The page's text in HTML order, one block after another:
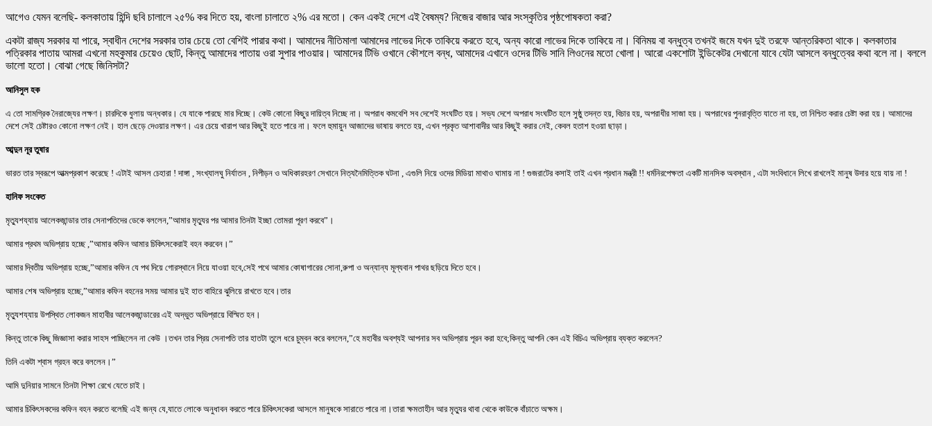
আগেও যেমন বলেছি- কলকাতায় হিন্দি ছবি চালালে ২৫% কর দিতে হয়, বাংলা চালাতে ২% এর মতো। কেন একই দেশে এই বৈষম্য? নিজের বাজার আর সংস্কৃতির পৃষ্ঠপোষকতা করা?
একটা রাজ্য সরকার যা পারে, স্বাধীন দেশের সরকার তার চেয়ে তো বেশিই পারার কথা। আমাদের নীতিমালা আমাদের লাভের দিকে তাকিয়ে করতে হবে, অন্য কারো লাভের দিকে তাকিয়ে না। বিনিময় বা বন্ধুত্ব তখনই জমে যখন দুই তরফে আন্তরিকতা থাকে। কলকাতার
পত্রিকার পাতায় আমরা এখনো মহকুমার চেয়েও ছোট, কিন্তু আমাদের পাতায় ওরা সুপার পাওয়ার। আমাদের টিভি ওখানে কৌশলে বন্ধ, আমাদের এখানে ওদের টিভি সানি লিওনের মতো খোলা। আরো একশোটা ইন্ডিকেটর দেখানো যাবে যেটা আসলে বন্ধুত্বের কথা বলে না। বললে
ভালো হতো। বোঝা গেছে জিনিসটা?
আনিসুল হক
এ তো সামগ্রিক নৈরাজ্যের লক্ষণ। চারদিকে ধুলায় অন্ধকার। যে যাকে পারছে মার দিচ্ছে। কেউ কোনো কিছুর দায়িত্ব নিচ্ছে না। অপরাধ কমবেশি সব দেশেই সংঘটিত হয়। সভ্য দেশে অপরাধ সংঘটিত হলে সুষ্ঠু তদন্ত হয়, বিচার হয়, অপরাধীর সাজা হয়। অপরাধের পুনরাবৃত্তি যাতে না হয়, তা নিশ্চিত করার চেষ্টা করা হয়। আমাদের
দেশে সেই চেষ্টারও কোনো লক্ষণ নেই। হাল ছেড়ে দেওয়ার লক্ষণ। এর চেয়ে খারাপ আর কিছুই হতে পারে না। ফলে হুমায়ুন আজাদের ভাষায় বলতে হয়, এখন প্রকৃত আশাবাদীর আর কিছুই করার নেই, কেবল হতাশ হওয়া ছাড়া।
আব্দুন নূর তুষার
ভারত তার স্বরূপে আত্মপ্রকাশ করেছে ! এটাই আসল চেহারা ! দাঙ্গা , সংখ্যালঘু নির্যাতন , নিপীড়ন ও অধিকারহরণ সেখানে নিত্যনৈমিত্তিক ঘটনা , এগুলি নিয়ে ওদের মিডিয়া মাথাও ঘামায় না ! গুজরাটের কসাই তাই এখন প্রধান মন্ত্রী !! ধর্মনিরপেক্ষতা একটি মানসিক অবস্থান , এটা সংবিধানে লিখে রাখলেই মানুষ উদার হয়ে যায় না !
হানিফ সংকেত
মৃত্যুশয্যায় আলেকজান্ডার তার সেনাপতিদের ডেকে বললেন,”আমার মৃত্যুর পর আমার তিনটা ইচ্ছা তোমরা পূরণ করবে”।
আমার প্রথম অভিপ্রায় হচ্ছে ,”আমার কফিন আমার চিকিৎসকেরাই বহন করবেন।”
আমার দ্বিতীয় অভিপ্রায় হচ্ছে,”আমার কফিন যে পথ দিয়ে গোরস্থানে নিয়ে যাওয়া হবে,সেই পথে আমার কোষাগারের সোনা,রুপা ও অন্যান্য মূল্যবান পাথর ছড়িয়ে দিতে হবে।
আমার শেষ অভিপ্রায় হচ্ছে,”আমার কফিন বহনের সময় আমার দুই হাত বাহিরে ঝুলিয়ে রাখতে হবে।তার
মৃত্যুশয্যায় উপস্থিত লোকজন মাহাবীর আলেকজান্ডারের এই অদ্ভুত অভিপ্রায়ে বিস্মিত হন।
কিন্তু তাকে কিছু জিজ্ঞাসা করার সাহস পাচ্ছিলেন না কেউ ।তখন তার প্রিয় সেনাপতি তার হাতটা তুলে ধরে চুম্বন করে বললেন,”হে মহাবীর অবশ্যই আপনার সব অভিপ্রায় পূরন করা হবে;কিন্তু আপনি কেন এই বিচিএ অভিপ্রায় ব্যক্ত করলেন?
তিনি একটা শ্বাস গ্রহন করে বললেন।”
আমি দুনিয়ার সামনে তিনটা শিক্ষা রেখে যেতে চাই।
আমার চিকিৎসকদের কফিন বহন করতে বলেছি এই জন্য যে,যাতে লোকে অনুধাবন করতে পারে চিকিৎসকেরা আসলে মানুষকে সারাতে পারে না।তারা ক্ষমতাহীন আর মৃত্যুর থাবা থেকে কাউকে বাঁচাতে অক্ষম।